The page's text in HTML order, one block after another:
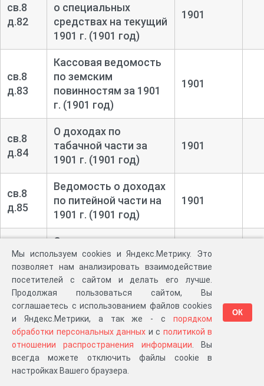
св.8
д.82
о специальных
средствах на текущий
1901 г. (1901 год)
1901
св.8
д.83
Кассовая ведомость
по земским
повинностям за 1901
г. (1901 год)
1901
св.8
д.84
О доходах по
табачной части за
1901 г. (1901 год)
1901
св.8
д.85
Ведомость о доходах
по питейной части на
1901 г. (1901 год)
1901
св.8
д.86
Сводная ведомость о
приходе, расходе и
остатке бланковых
промысловых
свидетельств и
бесплатных
промысловых
билетов, а также
вырученных за них
суммах основного
1901
Мы используем cookies и Яндекс.Метрику. Это
позволяет нам анализировать взаимодействие
посетителей с сайтом и делать его лучше.
Продолжая пользоваться сайтом, Вы
соглашаетесь с использованием файлов cookies
и Яндекс.Метрики, а так же - с порядком
обработки персональных данных и с политикой в
отношении распространения информации . Вы
всегда можете отключить файлы cookie в
настройках Вашего браузера.
ОК